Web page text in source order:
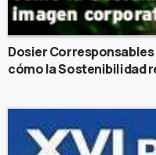
Dosier
cómo la Sostenibilidad